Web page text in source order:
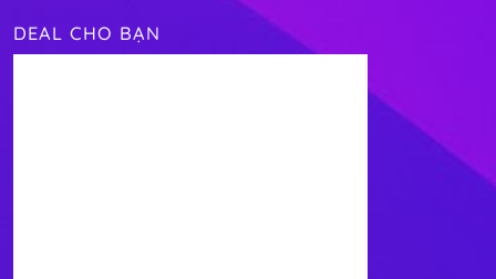
DEAL CHO BẠN